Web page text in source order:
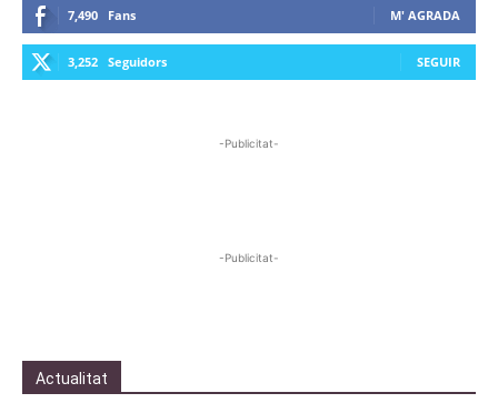
7,490 Fans M' AGRADA
3,252 Seguidors SEGUIR
-Publicitat-
-Publicitat-
Actualitat